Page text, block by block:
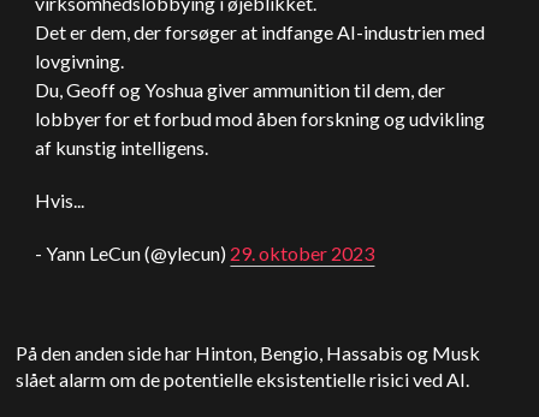
Det er dem, der forsøger at indfange AI-industrien med
lovgivning.
Du, Geoff og Yoshua giver ammunition til dem, der
lobbyer for et forbud mod åben forskning og udvikling
af kunstig intelligens.
Hvis...
- Yann LeCun (@ylecun) 29. oktober 2023
På den anden side har Hinton, Bengio, Hassabis og Musk
slået alarm om de potentielle eksistentielle risici ved AI.